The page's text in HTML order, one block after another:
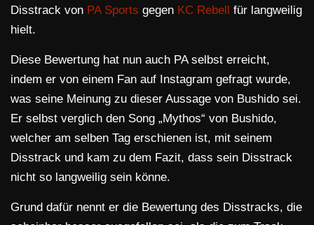
Disstrack von PA Sports gegen KC Rebell für langweilig
hielt.
Diese Bewertung hat nun auch PA selbst erreicht,
indem er von einem Fan auf Instagram gefragt wurde,
was seine Meinung zu dieser Aussage von Bushido sei.
Er selbst verglich den Song „Mythos“ von Bushido,
welcher am selben Tag erschienen ist, mit seinem
Disstrack und kam zu dem Fazit, dass sein Disstrack
nicht so langweilig sein könne.
Grund dafür nennt er die Bewertung des Disstracks, die